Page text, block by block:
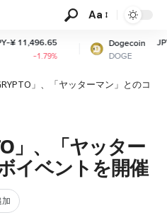
Aa
Dogecoin
DOGE
JPY-¥ 10.97
-0.9%
」、「ヤッターマン」とのコ
」、「ヤッター
イベントを開催